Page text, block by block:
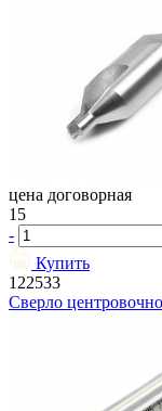
цена договорная
15
-
Купить
122533
Сверло